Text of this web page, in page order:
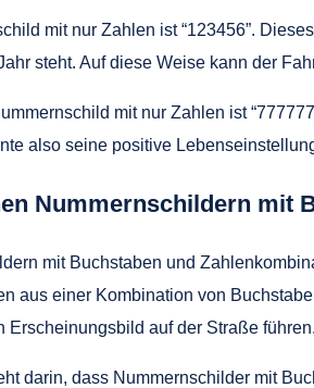
mit nur Zahlen ist “123456”.
steht. Auf diese Weise kann der
mit nur Zahlen ist
also seine positive
Nummernschildern mit
mit Buchstaben und
aus einer Kombination von
Erscheinungsbild auf der Straße führen.
darin, dass Nummernschilder mit